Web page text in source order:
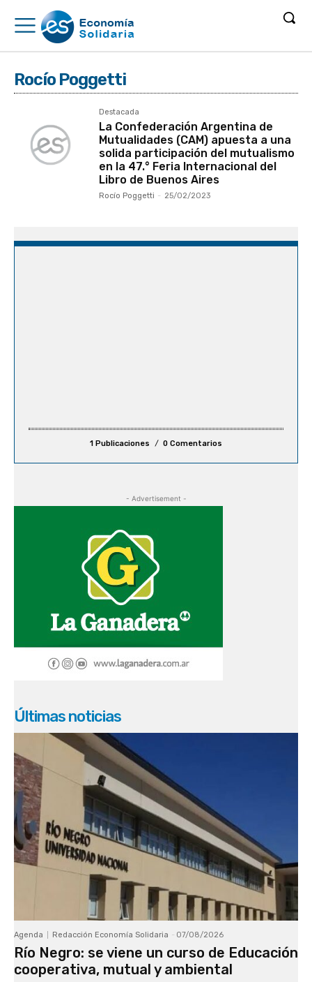
Rocío Poggetti
Destacada
La Confederación Argentina de
Mutualidades (CAM) apuesta a una
solida participación del mutualismo
en la 47.° Feria Internacional del
Libro de Buenos Aires
Rocío Poggetti - 25/02/2023
1 Publicaciones 0 Comentarios
- Advertisement -
Últimas noticias
Agenda Redacción Economía Solidaria - 07/08/2026
Río Negro: se viene un curso de Educación
cooperativa, mutual y ambiental